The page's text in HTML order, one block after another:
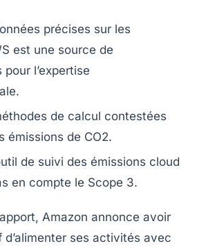
précises sur les
est une source de
l’expertise
.
de calcul contestées
émissions de CO2.
de suivi des émissions cloud
en compte le Scope 3.
Amazon annonce avoir
ses activités avec